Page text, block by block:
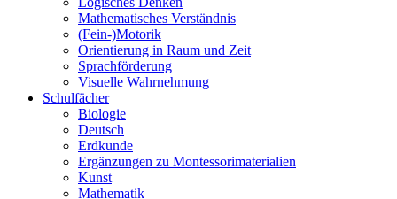
Mathematisches Verständnis
(Fein-)Motorik
Orientierung in Raum und Zeit
Sprachförderung
Visuelle Wahrnehmung
Schulfächer
Biologie
Deutsch
Erdkunde
Ergänzungen zu Montessorimaterialien
Kunst
Mathematik